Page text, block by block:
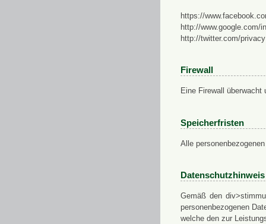
https://
http://www.google.com/
http://twitter.com/privacy
Firewall
Eine Firewall
Speicherfristen
Alle
Datenschutzhinweis
Gemäß den
personenbezogenen
welche den zur